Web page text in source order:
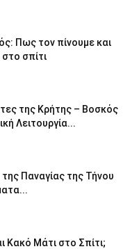
Πως τον πίνουμε και
σπίτι
της Κρήτης – Βοσκός
Λειτουργία...
της Παναγίας της Τήνου
Κακό Μάτι στο Σπίτι;